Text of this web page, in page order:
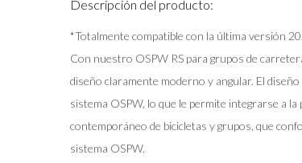
Descripción del producto:
*Totalmente compatible con la última versión
Con nuestro OSPW RS para grupos de
diseño claramente moderno y angular. El
sistema OSPW, lo que le permite integrarse a
contemporáneo de bicicletas y grupos, que
sistema OSPW.